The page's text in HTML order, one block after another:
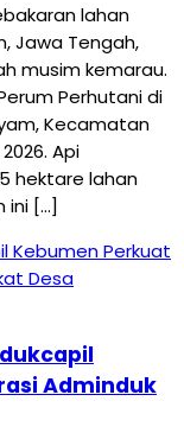
lahan
Jawa Tengah,
musim kemarau.
Perhutani di
Kecamatan
Api
hektare lahan
ini […]
Adminduk